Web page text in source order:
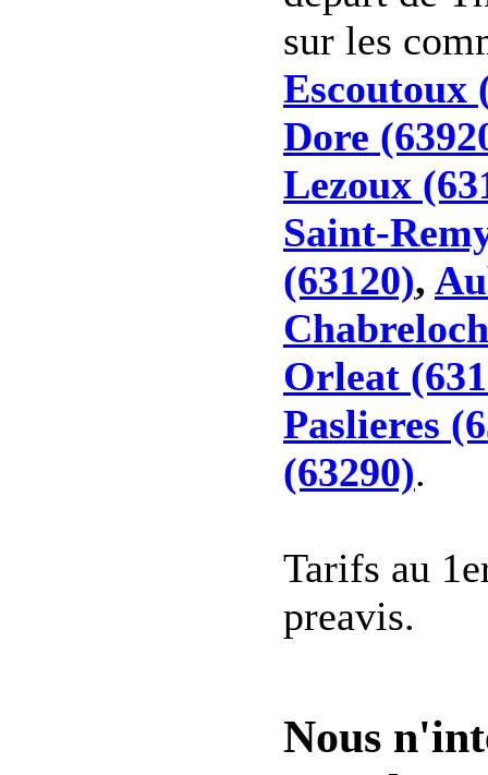
sur les
Escoutoux
Dore
Lezoux
Saint-
(63120),
Orleat
Paslieres
(63290).
Tarifs au
preavis.
Nous